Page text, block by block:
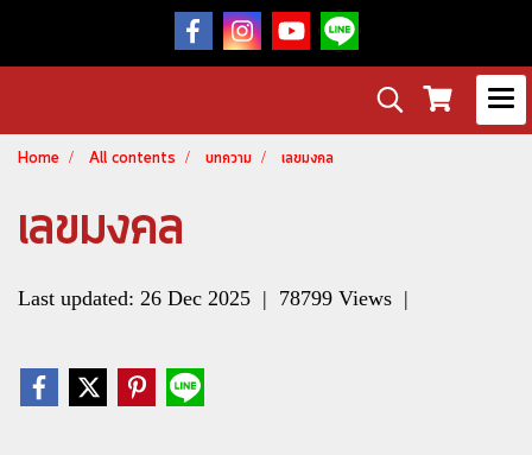
Home All contents บทความ เลขมงคล
เลขมงคล
Last updated: 26 Dec 2025 | 78799 Views |